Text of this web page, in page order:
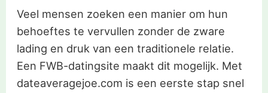
Veel mensen zoeken een manier om hun
behoeftes te vervullen zonder de zware
lading en druk van een traditionele relatie.
Een FWB-datingsite maakt dit mogelijk. Met
dateaveragejoe.com is een eerste stap snel